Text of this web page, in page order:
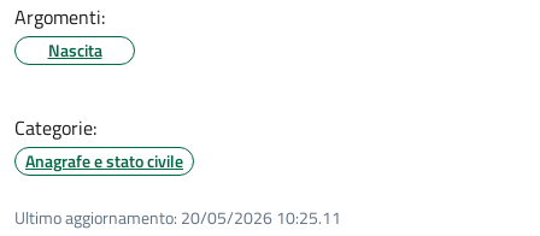
Argomenti:
Nascita
Categorie:
Anagrafe e stato civile
Ultimo aggiornamento: 20/05/2026 10:25.11